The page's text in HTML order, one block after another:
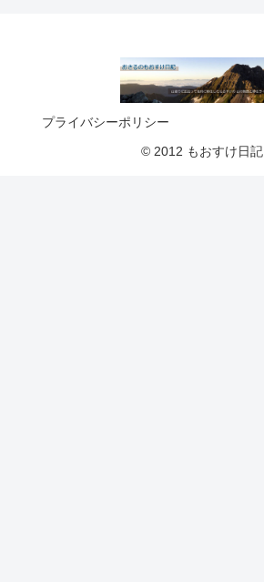
プライバシーポリシー
© 2012 もおすけ日記.